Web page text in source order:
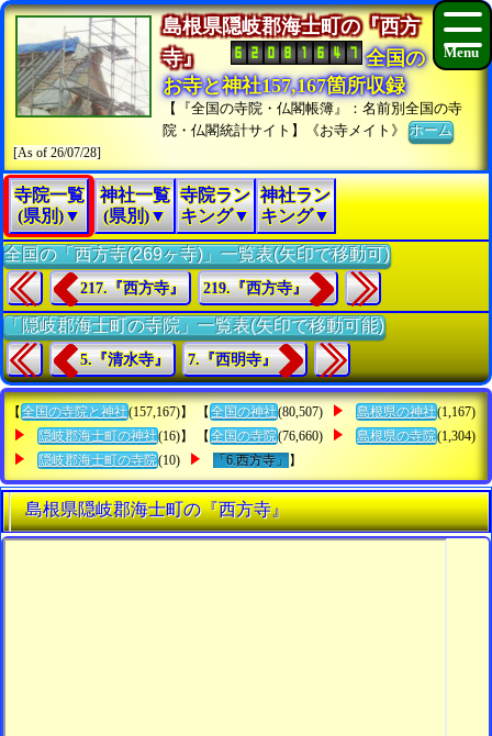
島根県隠岐郡海士町の『西方
寺』
全国の
お寺と神社157,167箇所収録
【『全国の寺院・仏閣帳簿』：名前別全国の寺
院・仏閣統計サイト】《お寺メイト》ホーム
[As of 26/07/28]
寺院一覧
(県別)▼
神社一覧
(県別)▼
寺院ラン
キング▼
神社ラン
キング▼
全国の「西方寺(269ヶ寺)」一覧表(矢印で移動可)
217.『西方寺』 219.『西方寺』
「隠岐郡海士町の寺院」一覧表(矢印で移動可能)
5.『清水寺』 7.『西明寺』
【 全国の寺院と神社(157,167)】 【 全国の神社(80,507) 島根県の神社(1,167)
隠岐郡海士町の神社(16)】 【 全国の寺院(76,660) 島根県の寺院(1,304)
隠岐郡海士町の寺院(10) 「6.西方寺」 】
島根県隠岐郡海士町の『西方寺』